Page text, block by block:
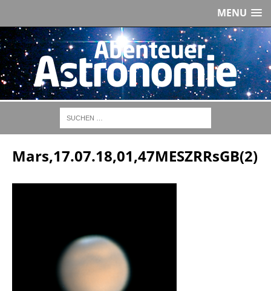
MENU
Mars,17.07.18,01,47MESZRRsGB(2)